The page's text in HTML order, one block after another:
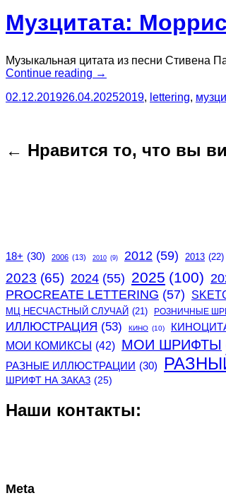
Музцитата:
Музыкальная цитата из песни Стивена
Continue reading “Музцитата:
→
02.12.201926.04.20252019, lettering,
← Нравится то, что вы
18+ (30) 2006 (13) 2010 (9) 2012 (59) 2013 (22)
2023 (65) 2024 (55) 2025 (100)
PROCREATE LETTERING (57)
МЦ НЕСЧАСТНЫЙ СЛУЧАЙ (21) РОЗНИЧНЫЕ
ИЛЛЮСТРАЦИЯ (53) КИНО (10)
МОИ КОМИКСЫ (42) МОИ ШРИФТЫ
РАЗНЫЕ ИЛЛЮСТРАЦИИ (30)
ШРИФТ НА ЗАКАЗ (25)
Наши контакты:
Meta